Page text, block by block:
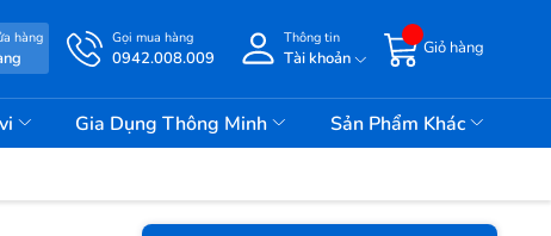
hàng Gọi mua hàng
0942.008.009
Thông tin
Tài khoản
Giỏ hàng
Gia Dụng Thông Minh Sản Phẩm Khác